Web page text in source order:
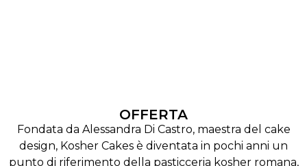
OFFERTA
Fondata da Alessandra Di Castro, maestra del cake
design, Kosher Cakes è diventata in pochi anni un
punto di riferimento della pasticceria kosher romana,